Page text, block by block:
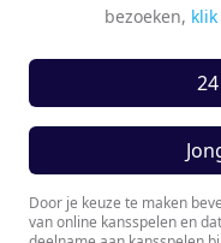
Casten
Algemene
Algemene
Cookie instellingen
bezoeken,
Door je keuze te maken
van online kansspelen en